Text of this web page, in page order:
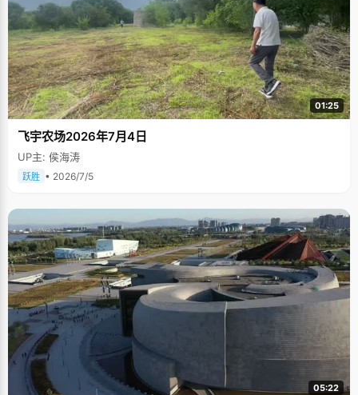
01:25
飞宇农场2026年7月4日
UP主: 侯海涛
跃胜 • 2026/7/5
05:22